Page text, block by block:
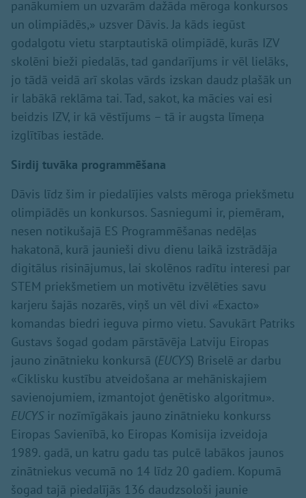
panākumiem un uzvarām dažāda mēroga konkursos
un olimpiādēs,» uzsver Dāvis. Ja kāds iegūst
godalgotu vietu starptautiskā olimpiādē, kurās IZV
skolēni bieži piedalās, tad gandarījums ir vēl lielāks,
jo tādā veidā arī skolas vārds izskan daudz plašāk un
ir labākā reklāma tai. Tad, sakot, ka mācies vai esi
beidzis IZV, ir kā vēstījums – tā ir augsta līmeņa
izglītības iestāde.
Sirdij tuvāka programmēšana
Dāvis līdz šim ir piedalījies valsts mēroga priekšmetu
olimpiādēs un konkursos. Sasniegumi ir, piemēram,
nesen notikušajā ES Programmēšanas nedēļas
hakatonā, kurā jaunieši divu dienu laikā izstrādāja
digitālus risinājumus, lai skolēnos radītu interesi par
STEM priekšmetiem un motivētu izvēlēties savu
karjeru šajās nozarēs, viņš un vēl divi «Exacto»
komandas biedri ieguva pirmo vietu. Savukārt Patriks
Gustavs šogad godam pārstāvēja Latviju Eiropas
jauno zinātnieku konkursā (EUCYS) Briselē ar darbu
«Ciklisku kustību atveidošana ar mehāniskajiem
savienojumiem, izmantojot ģenētisko algoritmu».
EUCYSir nozīmīgākais jauno zinātnieku konkurss
Eiropas Savienībā, ko Eiropas Komisija izveidoja
1989. gadā, un katru gadu tas pulcē labākos jaunos
zinātniekus vecumā no 14 līdz 20 gadiem. Kopumā
šogad tajā piedalījās 136 daudzsološi jaunie